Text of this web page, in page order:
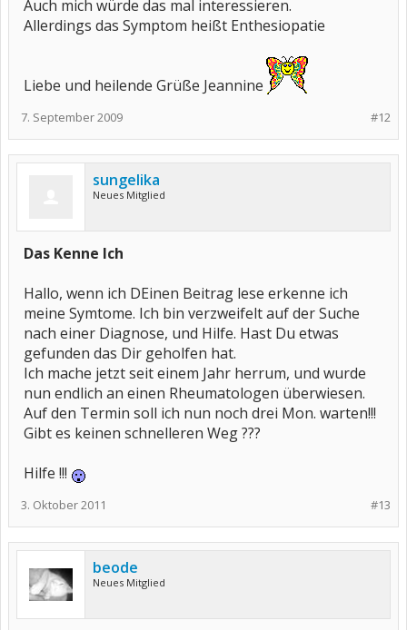
Auch mich würde das mal interessieren.
Allerdings das Symptom heißt Enthesiopatie
Liebe und heilende Grüße Jeannine
#12
7. September 2009
sungelika
Neues Mitglied
Das Kenne Ich
Hallo, wenn ich DEinen Beitrag lese erkenne ich
meine Symtome. Ich bin verzweifelt auf der Suche
nach einer Diagnose, und Hilfe. Hast Du etwas
gefunden das Dir geholfen hat.
Ich mache jetzt seit einem Jahr herrum, und wurde
nun endlich an einen Rheumatologen überwiesen.
Auf den Termin soll ich nun noch drei Mon. warten!!!
Gibt es keinen schnelleren Weg ???
Hilfe !!!
#13
3. Oktober 2011
beode
Neues Mitglied